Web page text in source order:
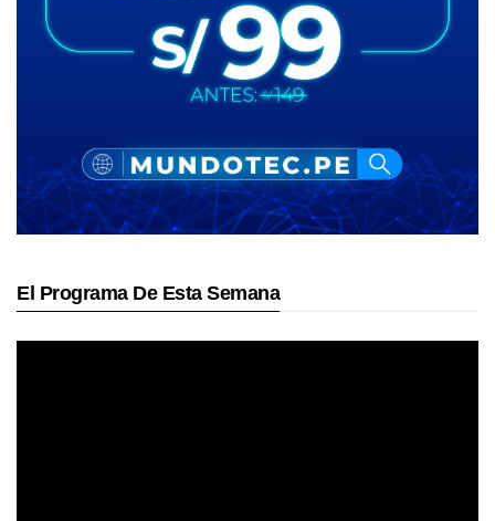
El Programa De Esta Semana